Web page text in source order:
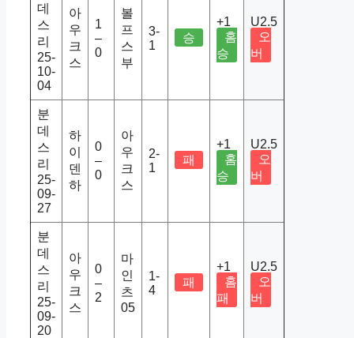
데
스
리
25-
10-
04
아
우
크
스
1
–
0
볼
프
스
부
3-
1
승
+1
홈
승
U2.5
오
버
분
데
스
리
25-
09-
27
하
이
덴
하
0
–
0
아
우
크
스
2-
1
패
+1
홈
승
U2.5
오
버
분
데
스
리
25-
09-
20
아
우
크
스
0
–
2
마
인
츠
05
1-
4
패
+1
홈
패
U2.5
오
버